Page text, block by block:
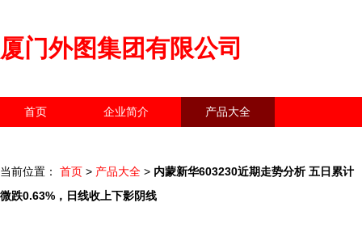
厦门外图集团有限公司
首页 企业简介 产品大全
当前位置： 首页 > 产品大全 > 内蒙新华603230近期走势分析 五日累计
微跌0.63%，日线收上下影阴线